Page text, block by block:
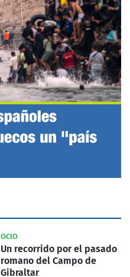
OCIO
Un recorrido por el pasado
romano del Campo de
Gibraltar